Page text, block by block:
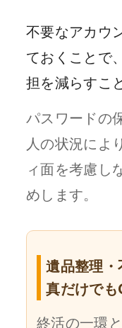
不要なアカウ
ておくことで
担を減らすこ
パスワードの
人の状況によ
ィ面を考慮し
めします。
遺品整理
真だけで
終活の一環